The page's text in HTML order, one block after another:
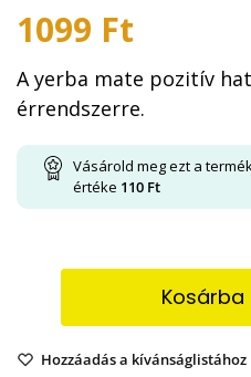
1099 Ft
A yerba mate pozitív
érrendszerre.
Vásárold meg ezt a
értéke 110 Ft
Kosárba
Hozzáadás a kívánságlistához